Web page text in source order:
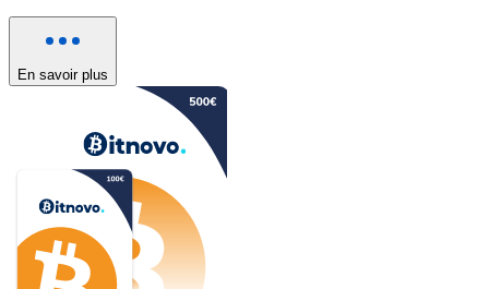
En savoir plus